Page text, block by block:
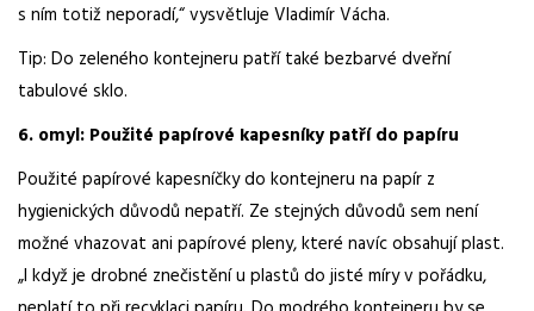
s ním totiž neporadí,“ vysvětluje Vladimír Vácha.
Tip: Do zeleného kontejneru patří také bezbarvé dveřní
tabulové sklo.
6. omyl: Použité papírové kapesníky patří do papíru
Použité papírové kapesníčky do kontejneru na papír z
hygienických důvodů nepatří. Ze stejných důvodů sem není
možné vhazovat ani papírové pleny, které navíc obsahují plast.
„I když je drobné znečistění u plastů do jisté míry v pořádku,